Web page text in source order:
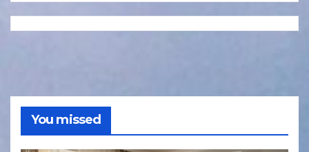
You missed